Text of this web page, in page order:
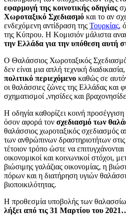
εφαρμογή της κοινοτικής οδηγίας
Χωροταξικό Σχεδιασμό και το αν
ενδεχόμενη αντίδραση της Τουρκίας,
της Κύπρου. Η Κομισιόν μάλιστα
την Ελλάδα για την υπόθεση αυτή
Ο Θαλάσσιος Χωροταξικός
δεν είναι μια απλή τεχνική
πολιτικό περιεχόμενο καθώς σε
οι θαλάσσιες ζώνες της Ελλάδας και
σχηματισμοί ,νησίδες και
Η οδηγία καθορίζει κοινή
όσον αφορά τον σχεδιασμό των
θαλάσσιος χωροταξικός σχεδιασμός
των ανθρώπινων δραστηριοτήτων
τέτοιον τρόπο ώστε να επιτυγχάνονται
οικονομικοί και κοινωνικοί στόχοι,
βιώσιμης γαλάζιας οικονομίας, η
πόρων και η διατήρηση υγιών
βιοποικιλότητας.
Η προθεσμία υποβολής των
λήξει από τις 31 Μαρτίου του